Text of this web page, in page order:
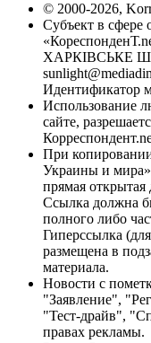
© 2000-2026,
Субъект в сфере
ХАРКІВСЬКЕ
Идентификатор
Использование
сайте,
При
Украины и
прямая открытая
Ссылка должна
полного либо
Гиперссылка
размещена в
материала.
Новости с
"Заявление",
"Тест-драйв",
правах рекламы.